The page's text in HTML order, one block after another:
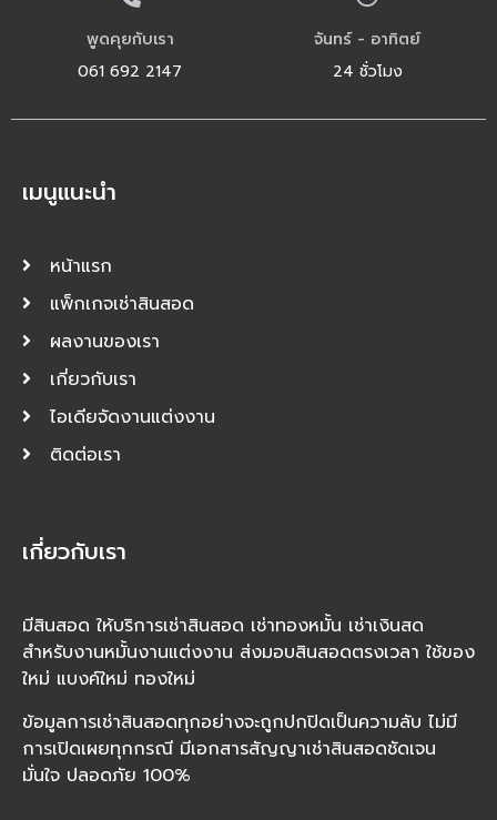
พูดคุยกับเรา
061 692 2147
จันทร์ - อาทิตย์
24 ชั่วโมง
เมนูแนะนำ
หน้าแรก
แพ็กเกจเช่าสินสอด
ผลงานของเรา
เกี่ยวกับเรา
ไอเดียจัดงานแต่งงาน
ติดต่อเรา
เกี่ยวกับเรา
มีสินสอด ให้บริการเช่าสินสอด เช่าทองหมั้น เช่าเงินสด
สำหรับงานหมั้นงานแต่งงาน ส่งมอบสินสอดตรงเวลา ใช้ของ
ใหม่ แบงค์ใหม่ ทองใหม่
ข้อมูลการเช่าสินสอดทุกอย่างจะถูกปกปิดเป็นความลับ ไม่มี
การเปิดเผยทุกกรณี มีเอกสารสัญญาเช่าสินสอดชัดเจน
มั่นใจ ปลอดภัย 100%